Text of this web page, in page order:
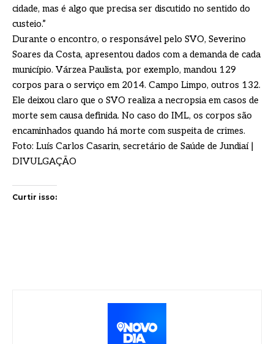
cidade, mas é algo que precisa ser discutido no sentido do
custeio.”
Durante o encontro, o responsável pelo SVO, Severino
Soares da Costa, apresentou dados com a demanda de cada
município. Várzea Paulista, por exemplo, mandou 129
corpos para o serviço em 2014. Campo Limpo, outros 132.
Ele deixou claro que o SVO realiza a necropsia em casos de
morte sem causa definida. No caso do IML, os corpos são
encaminhados quando há morte com suspeita de crimes.
Foto: Luís Carlos Casarin, secretário de Saúde de Jundiaí |
DIVULGAÇÃO
Curtir isso: